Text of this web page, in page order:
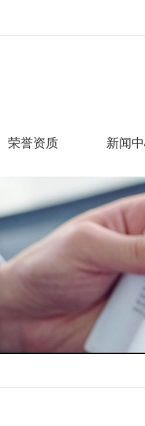
荣誉资质 新闻